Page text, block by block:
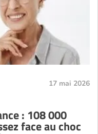
Strasbourg
Toulouse
17 mai 2026
: 108 000
face au choc